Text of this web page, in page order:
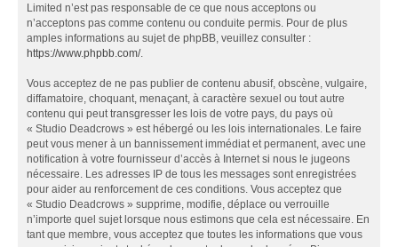
Limited n’est pas responsable de ce que nous acceptons ou
n’acceptons pas comme contenu ou conduite permis. Pour de plus
amples informations au sujet de phpBB, veuillez consulter :
https://www.phpbb.com/.
Vous acceptez de ne pas publier de contenu abusif, obscène, vulgaire,
diffamatoire, choquant, menaçant, à caractère sexuel ou tout autre
contenu qui peut transgresser les lois de votre pays, du pays où
« Studio Deadcrows » est hébergé ou les lois internationales. Le faire
peut vous mener à un bannissement immédiat et permanent, avec une
notification à votre fournisseur d’accès à Internet si nous le jugeons
nécessaire. Les adresses IP de tous les messages sont enregistrées
pour aider au renforcement de ces conditions. Vous acceptez que
« Studio Deadcrows » supprime, modifie, déplace ou verrouille
n’importe quel sujet lorsque nous estimons que cela est nécessaire. En
tant que membre, vous acceptez que toutes les informations que vous